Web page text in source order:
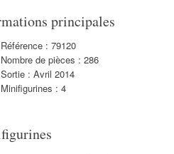
principales
Référence : 79120
Nombre de pièces : 286
Sortie : Avril 2014
Minifigurines : 4